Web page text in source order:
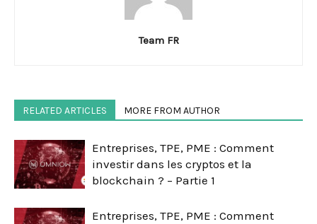
Team FR
RELATED ARTICLES MORE FROM AUTHOR
Entreprises, TPE, PME : Comment
investir dans les cryptos et la
blockchain ? – Partie 1
Entreprises, TPE, PME : Comment